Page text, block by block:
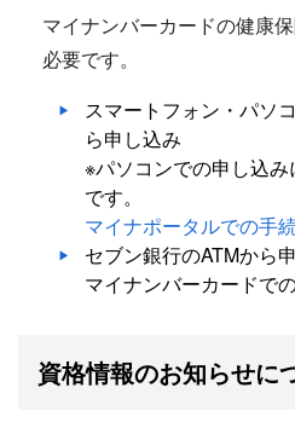
マイナンバーカードの健康
必要です。
スマートフォン・パソ
ら申し込み
※パソコンでの申し込
です。
マイナポータルでの手
セブン銀行のATMから
マイナンバーカードで
資格情報のお知らせに